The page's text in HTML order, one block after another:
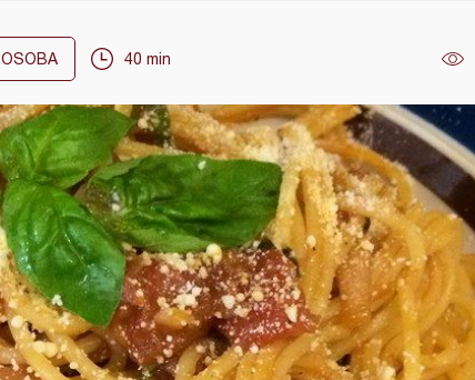
OSOBA 40 min